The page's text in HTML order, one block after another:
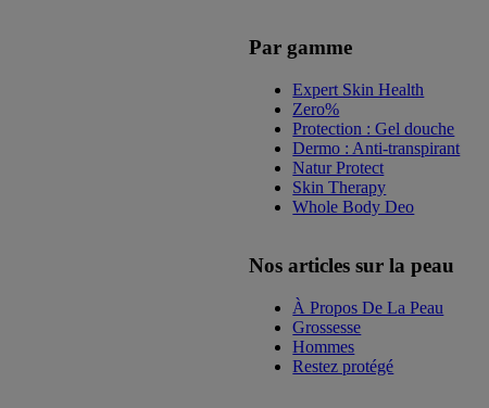
Par gamme
Expert Skin Health
Zero%
Protection : Gel douche
Dermo : Anti-transpirant
Natur Protect
Skin Therapy
Whole Body Deo
Nos articles sur la peau
À Propos De La Peau
Grossesse
Hommes
Restez protégé